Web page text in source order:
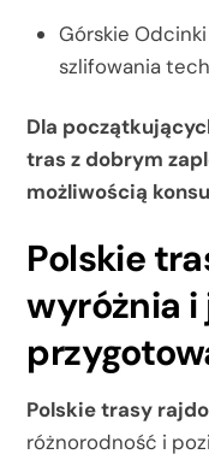
Górskie
szlifowania
Dla
tras z dobrym
możliwością
Polskie
wyróżnia i
Polskie trasy
różnorodność i